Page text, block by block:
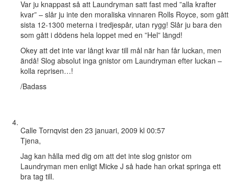
Var ju knappast så att Laundryman satt fast med ”alla krafter
kvar” – slår ju inte den moraliska vinnaren Rolls Royce, som gått
sista 12-1300 meterna i tredjespår, utan rygg! Slår ju bara den
som gått i dödens hela loppet med en ”Hel” längd!
Okey att det inte var långt kvar till mål när han får luckan, men
ändå! Slog absolut inga gnistor om Laundryman efter luckan –
kolla reprisen…!
/Badass
Calle Tornqvist den 23 januari, 2009 kl 00:57
Tjena,
Jag kan hålla med dig om att det inte slog gnistor om
Laundryman men enligt Micke J så hade han orkat springa ett
bra tag till.